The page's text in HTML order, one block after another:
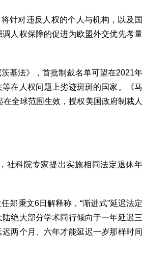
对违反人权的个人与机构，以及国
人权保障的促进为欧盟外交优先考量
基法》，首批制裁名单可望在2021年
在人权问题上劣迹斑斑的国家。《马
全球范围生效，授权美国政府制裁人
科院专家提出实施相同法定退休年
秉文6日解释称，“渐进式”延迟法定
绝大部分学术同行倾向于一年延迟三
两个月、六年才能延迟一岁那样时间